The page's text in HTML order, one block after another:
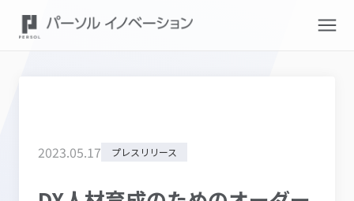
2023.05.17 プレスリリース